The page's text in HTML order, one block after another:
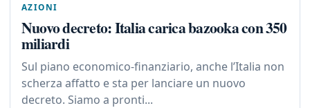
AZIONI
Nuovo decreto: Italia carica bazooka con 350
miliardi
Sul piano economico-finanziario, anche l’Italia non
scherza affatto e sta per lanciare un nuovo
decreto. Siamo a pronti...